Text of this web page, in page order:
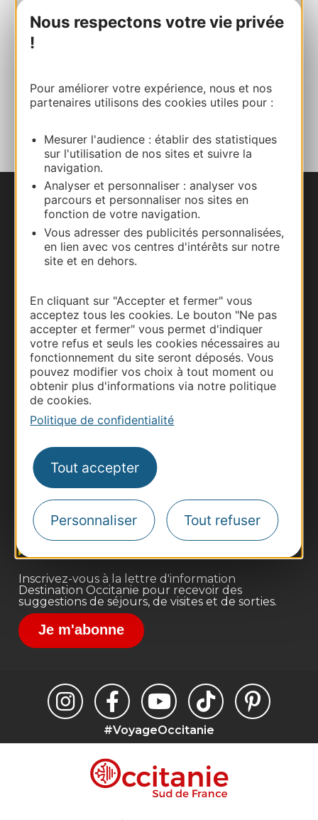
Nous respectons votre vie privée
!
Pour améliorer votre expérience, nous et nos
partenaires utilisons des cookies utiles pour :
Mesurer l'audience : établir des statistiques
sur l'utilisation de nos sites et suivre la
navigation.
Analyser et personnaliser : analyser vos
parcours et personnaliser nos sites en
fonction de votre navigation.
Vous adresser des publicités personnalisées,
en lien avec vos centres d'intérêts sur notre
site et en dehors.
En cliquant sur "Accepter et fermer" vous
acceptez tous les cookies. Le bouton "Ne pas
accepter et fermer" vous permet d'indiquer
votre refus et seuls les cookies nécessaires au
fonctionnement du site seront déposés. Vous
pouvez modifier vos choix à tout moment ou
obtenir plus d'informations via notre politique
de cookies.
Politique de confidentialité
Tout accepter
Personnaliser Tout refuser
+33670805744
AJOUTER
Nous contacter
Carte interactive
Thermalisme
Business/Mice
Pros d'Occitanie
Site presse et d'influence
Voyagistes
Inscrivez-vous à la lettre d'information
Destination Occitanie pour recevoir des
suggestions de séjours, de visites et de sorties.
Je m'abonne
#VoyageOccitanie